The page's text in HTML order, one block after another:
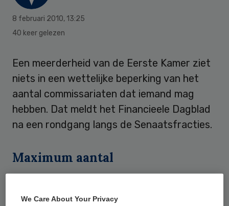
8 februari 2010, 13:25
40 keer gelezen
Een meerderheid van de Eerste Kamer ziet
niets in een wettelijke beperking van het
aantal commissariaten dat iemand mag
hebben. Dat meldt het Financieele Dagblad
na een rondgang langs de Senaatsfracties.
Maximum aantal
verdwijnt uit het wetsvoorstel over
We Care About Your Privacy